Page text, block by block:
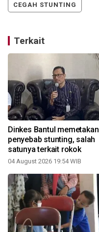
CEGAH STUNTING
Terkait
Dinkes Bantul memetakan
penyebab stunting, salah
satunya terkait rokok
04 August 2026 19:54 WIB